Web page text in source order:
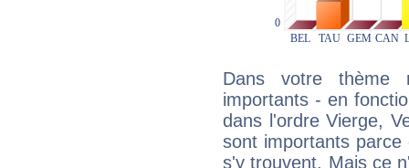
Dans votre thème
importants - en
dans l'ordre Vierge,
sont importants parce
s'y trouvent. Mais ce